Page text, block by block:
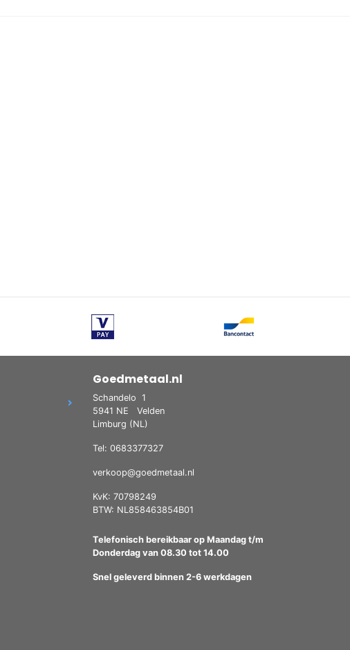
Goedmetaal.nl
Schandelo 1
5941 NE
Velden
Limburg (NL)
Tel: 0683377327
verkoop@goedmetaal.nl
KvK: 70798249
BTW: NL858463854B01
Telefonisch bereikbaar op Maandag t/m
Donderdag van 08.30 tot 14.00
Snel geleverd binnen 2-6 werkdagen